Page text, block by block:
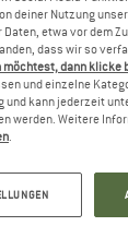
deiner Nutzung
etwa vor dem
dass wir so
dann klicke
und einzelne
kann jederzeit
werden. Weitere
.